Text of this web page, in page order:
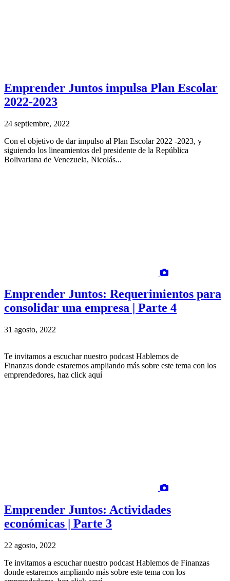
Emprender Juntos impulsa Plan Escolar
2022-2023
24 septiembre, 2022
Con el objetivo de dar impulso al Plan Escolar 2022 -2023, y
siguiendo los lineamientos del presidente de la República
Bolivariana de Venezuela, Nicolás...
Emprender Juntos: Requerimientos para
consolidar una empresa | Parte 4
31 agosto, 2022
Te invitamos a escuchar nuestro podcast Hablemos de
Finanzas donde estaremos ampliando más sobre este tema con los
emprendedores, haz click aquí
Emprender Juntos: Actividades
económicas | Parte 3
22 agosto, 2022
Te invitamos a escuchar nuestro podcast Hablemos de Finanzas
donde estaremos ampliando más sobre este tema con los